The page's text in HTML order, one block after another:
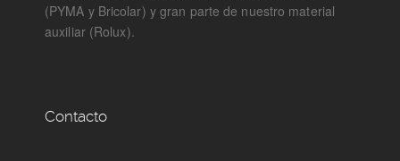
(PYMA y Bricolar) y gran parte de nuestro material
auxiliar (Rolux).
Contacto